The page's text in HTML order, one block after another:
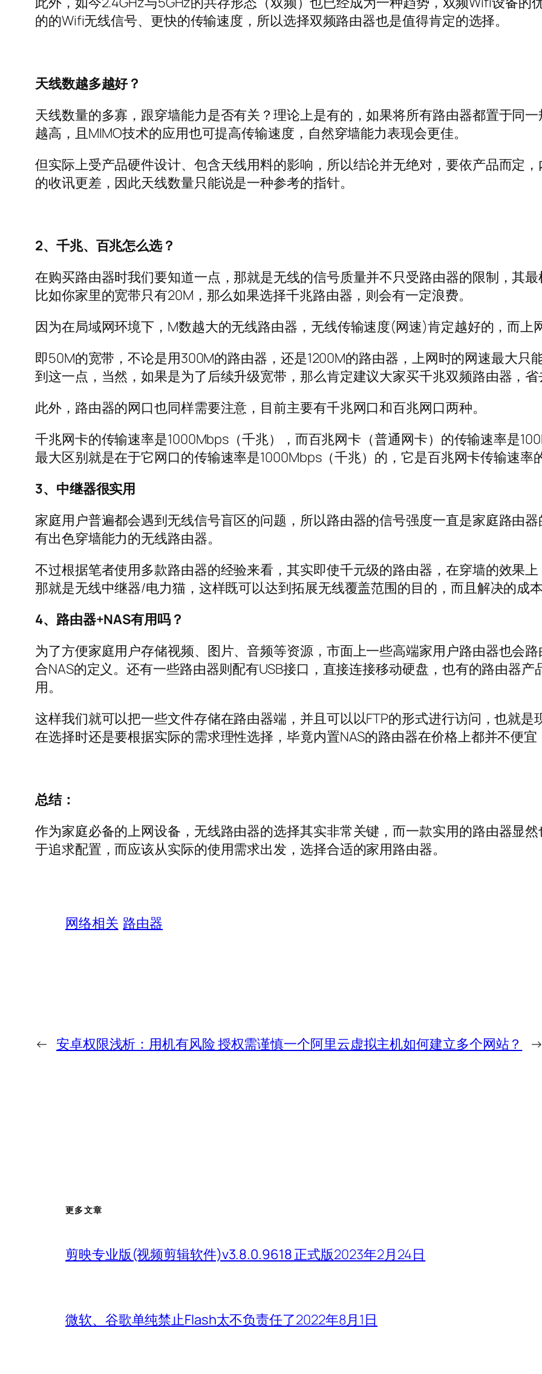
的的Wifi无线信号、更快的传输速度，所以选择双频路由器也是值得肯定的选择。
天线数越多越好？
天线数量的多寡，跟穿墙能力是否有关？理论上是有的，如果将所有路由器都置于同
越高，且MIMO技术的应用也可提高传输速度，自然穿墙能力表现会更佳。
但实际上受产品硬件设计、包含天线用料的影响，所以结论并无绝对，要依产品而定
的收讯更差，因此天线数量只能说是一种参考的指针。
2、千兆、百兆怎么选？
在购买路由器时我们要知道一点，那就是无线的信号质量并不只受路由器的限制，其
比如你家里的宽带只有20M，那么如果选择千兆路由器，则会有一定浪费。
因为在局域网环境下，M数越大的无线路由器，无线传输速度(网速)肯定越好的，而
即50M的宽带，不论是用300M的路由器，还是1200M的路由器，上网时的网速最大只
到这一点，当然，如果是为了后续升级宽带，那么肯定建议大家买千兆双频路由器，
此外，路由器的网口也同样需要注意，目前主要有千兆网口和百兆网口两种。
千兆网卡的传输速率是1000Mbps（千兆），而百兆网卡（普通网卡）的传输速率是
最大区别就是在于它网口的传输速率是1000Mbps（千兆）的，它是百兆网卡传输速率
3、中继器很实用
家庭用户普遍都会遇到无线信号盲区的问题，所以路由器的信号强度一直是家庭路由
有出色穿墙能力的无线路由器。
不过根据笔者使用多款路由器的经验来看，其实即使千元级的路由器，在穿墙的效果
那就是无线中继器/电力猫，这样既可以达到拓展无线覆盖范围的目的，而且解决的成
4、路由器+NAS有用吗？
为了方便家庭用户存储视频、图片、音频等资源，市面上一些高端家用户路由器也会
合NAS的定义。还有一些路由器则配有USB接口，直接连接移动硬盘，也有的路由器
用。
这样我们就可以把一些文件存储在路由器端，并且可以以FTP的形式进行访问，也就是
在选择时还是要根据实际的需求理性选择，毕竟内置NAS的路由器在价格上都并不便
总结：
作为家庭必备的上网设备，无线路由器的选择其实非常关键，而一款实用的路由器显
于追求配置，而应该从实际的使用需求出发，选择合适的家用路由器。
网络相关 路由器
← 安卓权限浅析：用机有风险 授权需谨慎一个阿里云虚拟主机如何建立多个网站？
更多文章
剪映专业版(视频剪辑软件)v3.8.0.9618 正式版2023年2月24日
微软、谷歌单纯禁止Flash太不负责任了2022年8月1日